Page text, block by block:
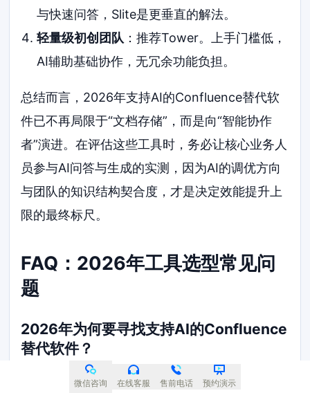
与快速问答，Slite是更垂直的解法。
轻量级初创团队 ：推荐Tower。上手门槛低，
AI辅助基础协作，无冗余功能负担。
总结而言，2026年支持AI的Confluence替代软
件已不再局限于“文档存储”，而是向“智能协作
者”演进。在评估这些工具时，务必让核心业务人
员参与AI问答与生成的实测，因为AI的调优方向
与团队的知识结构契合度，才是决定效能提升上
限的最终标尺。
FAQ：2026年工具选型常见问
题
2026年为何要寻找支持AI的Confluence
替代软件？
Confluence在传统Wiki时代表现稳健，但面对
微信咨询 在线客服 售前电话 预约演示